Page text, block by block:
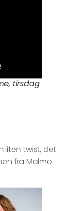
tirsdag
liten twist, det
fra Malmö